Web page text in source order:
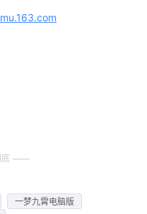
一梦九霄电脑版